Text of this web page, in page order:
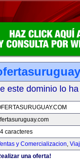
este dominio lo
caracteres
y Comercializacion,
una oferta!